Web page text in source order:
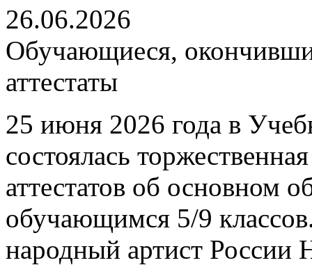
26.06.2026
Обучающиеся,
аттестаты
25 июня 2026 года в
состоялась
аттестатов об основном
обучающимся 5/9
народный артист России